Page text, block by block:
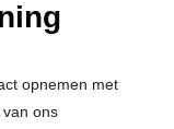
opnemen met
ons